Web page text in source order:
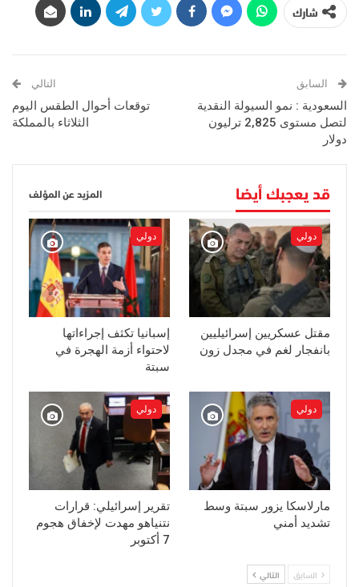
شارك
السابق
السعودية : نمو السيولة النقدية
لتصل مستوى 2,825 ترليون
دولار
التالي
توقعات أحوال الطقس اليوم
الثلاثاء بالمملكة
قد يعجبك أيضا المزيد عن المؤلف
دولي
مقتل عسكريين إسرائيليين
بانفجار لغم في مجدل زون
دولي
إسبانيا تكثف إجراءاتها
لاحتواء أزمة الهجرة في
سبتة
دولي
مارلاسكا يزور سبتة وسط
تشديد أمني
دولي
تقرير إسرائيلي: قرارات
نتنياهو مهدت لإخفاق هجوم
7 أكتوبر
السابق التالي